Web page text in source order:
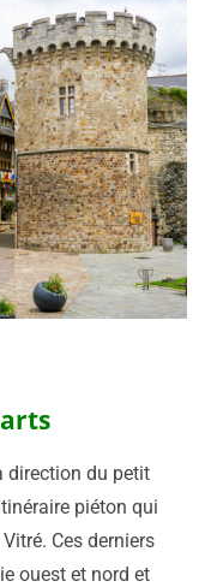
direction du petit
piéton qui
Ces derniers
ouest et nord et